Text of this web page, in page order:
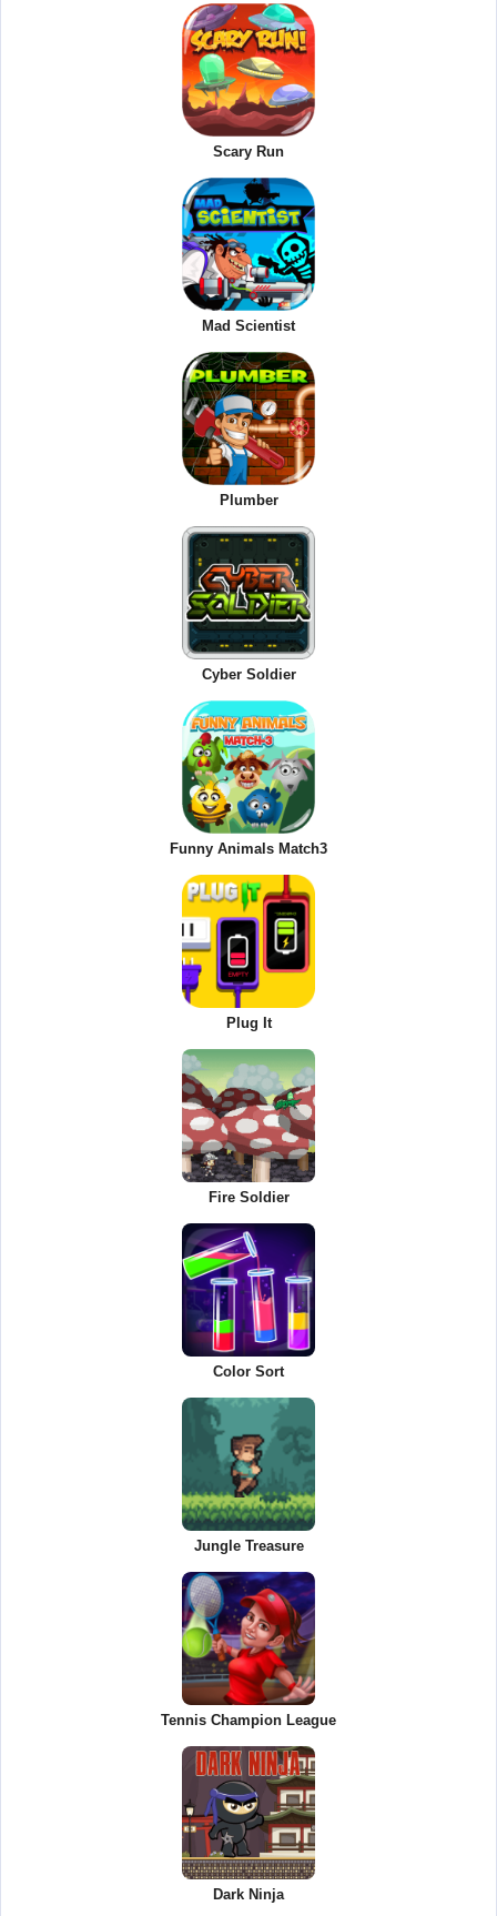
Scary Run
Mad Scientist
Plumber
Cyber Soldier
Funny Animals Match3
Plug It
Fire Soldier
Color Sort
Jungle Treasure
Tennis Champion League
Dark Ninja